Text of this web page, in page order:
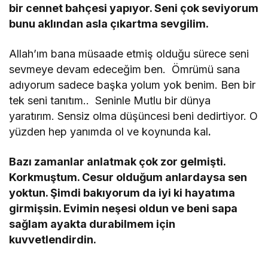
bir cennet bahçesi yapıyor. Seni çok seviyorum
bunu aklından asla çıkartma sevgilim.
Allah’ım bana müsaade etmiş olduğu sürece seni
sevmeye devam edeceğim ben. Ömrümü sana
adıyorum sadece başka yolum yok benim. Ben bir
tek seni tanıtım.. Seninle Mutlu bir dünya
yaratırım. Sensiz olma düşüncesi beni dedirtiyor. O
yüzden hep yanımda ol ve koynunda kal.
Bazı zamanlar anlatmak çok zor gelmişti.
Korkmuştum. Cesur olduğum anlardaysa sen
yoktun. Şimdi bakıyorum da iyi ki hayatıma
girmişsin. Evimin neşesi oldun ve beni sapa
sağlam ayakta durabilmem için
kuvvetlendirdin.